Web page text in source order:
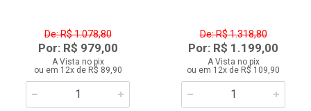
De: R$ 1.078,80
Por: R$ 979,00
A Vista no pix
ou em 12x de R$ 89,90
De: R$ 1.318,80
Por: R$ 1.199,00
A Vista no pix
ou em 12x de R$ 109,90